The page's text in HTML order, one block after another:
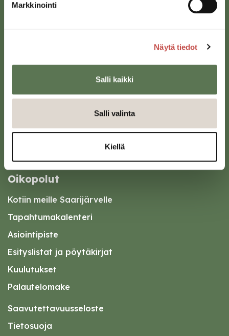
Markkinointi
Näytä tiedot
Salli kaikki
Salli valinta
Kiellä
Saarijärven kaupunki
Karttapalvelu
Oikopolut
Kotiin meille Saarijärvelle
Tapahtumakalenteri
Asiointipiste
Esityslistat ja pöytäkirjat
Kuulutukset
Palautelomake
Saavutettavuusseloste
Tietosuoja